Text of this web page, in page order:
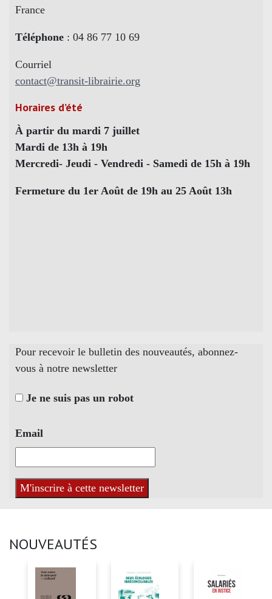
France
Téléphone : 04 86 77 10 69
Courriel
contact@transit-librairie.org
Horaires d’été
À partir du mardi 7 juillet
Mardi de 13h à 19h
Mercredi- Jeudi - Vendredi - Samedi de 15h à 19h
Fermeture du 1er Août de 19h au 25 Août 13h
Pour recevoir le bulletin des nouveautés, abonnez-
vous à notre newsletter
Je ne suis pas un robot
Email
NOUVEAUTÉS